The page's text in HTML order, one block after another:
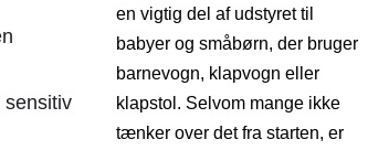
sensitiv
e
t
i
s
t
e
g
r
en vigtig del af udstyret til
babyer og småbørn, der bruger
barnevogn, klapvogn eller
klapstol. Selvom mange ikke
tænker over det fra starten, er